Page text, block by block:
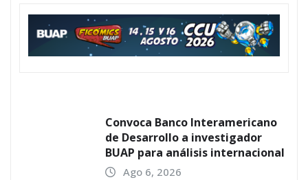
Convoca Banco Interamericano
de Desarrollo a investigador
BUAP para análisis internacional
Ago 6, 2026